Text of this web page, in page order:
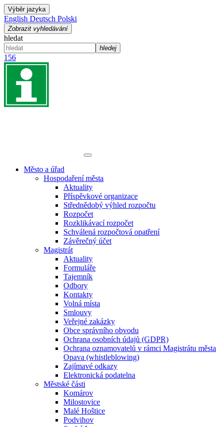
Výběr jazyka
English Deutsch Polski
Zobrazit vyhledávání
hledat
hledej
156
Město a úřad
Hospodaření města
Aktuality
Příspěvkové organizace
Střednědobý výhled rozpočtu
Rozpočet
Rozklikávací rozpočet
Schválená rozpočtová opatření
Závěrečný účet
Magistrát
Aktuality
Formuláře
Tajemník
Odbory
Kontakty
Volná místa
Smlouvy
Veřejné zakázky
Obce správního obvodu
Ochrana osobních údajů (GDPR)
Ochrana oznamovatelů v rámci Magistrátu města
Opava (whistleblowing)
Zajímavé odkazy
Elektronická podatelna
Městské části
Komárov
Milostovice
Malé Hoštice
Podvihov